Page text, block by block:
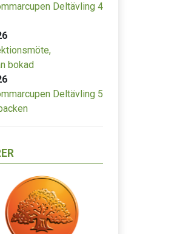
Deltävling 4
bokad
Deltävling 5